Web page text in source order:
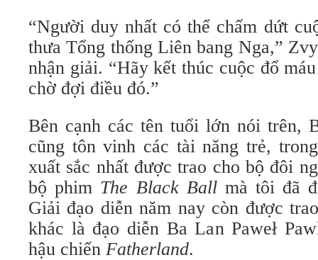
“Người duy nhất có thể chấm dứt
thưa Tổng thống Liên bang Nga,”
nhận giải. “Hãy kết thúc cuộc đổ
chờ đợi điều đó.”
Bên cạnh các tên tuổi lớn nói trên,
cũng tôn vinh các tài năng trẻ,
xuất sắc nhất được trao cho bộ đôi
bộ phim The Black Ballmà tôi đã
Giải đạo diễn năm nay còn được
khác là đạo diễn Ba Lan Paweł
hậu chiến Fatherland.